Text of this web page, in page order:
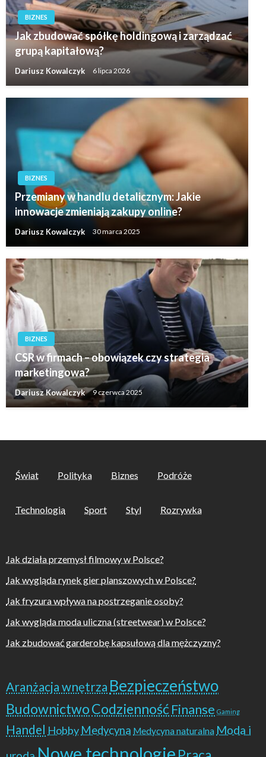
BIZNES
Jak zbudować spółkę holdingową i zarządzać
grupą kapitałową?
Dariusz Kowalczyk 6 lipca 2026
BIZNES
Przemiany w handlu detalicznym: Jakie
innowacje zmieniają zakupy online?
Dariusz Kowalczyk 30 marca 2025
BIZNES
CSR w firmach – obowiązek czy strategia
marketingowa?
Dariusz Kowalczyk 9 czerwca 2025
Świat Polityka Biznes Podróże
Technologia Sport Styl Rozrywka
Jak działa przemysł filmowy w Polsce?
Jak wygląda rynek gier planszowych w Polsce?
Jak fryzura wpływa na postrzeganie osoby?
Jak wygląda moda uliczna (streetwear) w Polsce?
Jak zbudować garderobę kapsułową dla mężczyzny?
Aranżacja wnętrza Bezpieczeństwo
BudownictwoCodzienność Finanse Gaming
Handel Hobby Medycyna Medycyna naturalna Moda i